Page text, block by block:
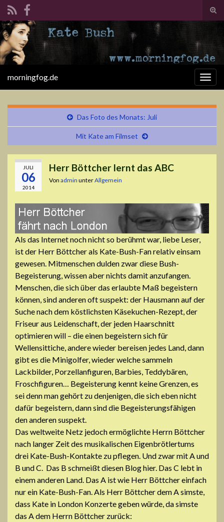
Search for:
morningfog.de
Das Foto des Monats: Juli
Mit Kate am Filmset
JULI
06
2014
Herr Böttcher lernt das ABC
Von admin unterAllgemein
Als das Internet noch nicht so berühmt war, liebe Leser,
ist der Herr Böttcher als Kate-Bush-Fan relativ einsam
gewesen. Mitmenschen dulden zwar diese Bush-
Begeisterung, wissen aber nichts damit anzufangen.
Menschen, die sich über das erlaubte Maß begeistern
können, sind anderen oft suspekt: der Hausmann auf der
Suche nach dem köstlichsten Käsekuchen-Rezept, der
Friseur aus Leidenschaft, der jeden Haarschnitt
optimieren will – die einen begeistern sich für
Wellensittiche, andere wieder bereisen jedes Land, dann
gibt es die Minigolfer, wieder welche sammeln
Lackbilder, Porzellanfiguren, Barbies, Teddybären,
Froschfiguren… Begeisterung kennt keine Grenzen, es
sei denn man gehört zu denjenigen, die sich eben nicht
dafür begeistern, dann sind die Begeisterungsfähigen
den anderen suspekt.
Das weltweite Netz jedoch ermöglichte Herrn Böttcher
nach langer Zeit des musikalischen Eigenbrötlertums
drei Kate-Bush-Kontakte zu pflegen. Und zwar mit A und
B und C. Das B schmeißt diesen Blog hier. Das C lebt in
einem anderen Land. Das A ist wie Herr Böttcher einfach
nur ein Kate-Bush-Fan. Als Herr Böttcher dem A simste,
dass Kate in London Konzerte geben würde, da simste
das A dem Herrn Böttcher zurück: